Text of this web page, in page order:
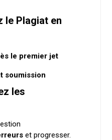
le Plagiat en
le premier jet
soumission
les
et progresser.